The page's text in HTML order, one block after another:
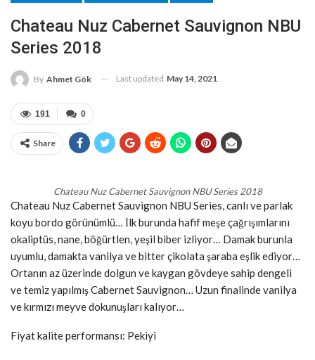
Chateau Nuz Cabernet Sauvignon NBU
Series 2018
By Ahmet Gök Last updated May 14, 2021
0
191
Share
Chateau Nuz Cabernet Sauvignon NBU Series 2018
Chateau Nuz Cabernet Sauvignon NBU Series, canlı ve parlak
koyu bordo görünümlü… İlk burunda hafif meşe çağrışımlarını
okaliptüs, nane, böğürtlen, yeşil biber izliyor… Damak burunla
uyumlu, damakta vanilya ve bitter çikolata şaraba eşlik ediyor…
Ortanın az üzerinde dolgun ve kaygan gövdeye sahip dengeli
ve temiz yapılmış Cabernet Sauvignon… Uzun finalinde vanilya
ve kırmızı meyve dokunuşları kalıyor…
Fiyat kalite performansı: Pekiyi